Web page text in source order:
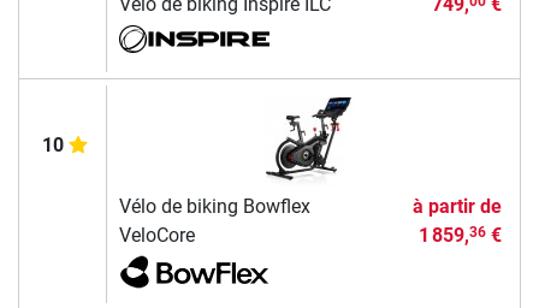
10
Vélo de biking Bowflex
VeloCore
à partir de
1 859,36€